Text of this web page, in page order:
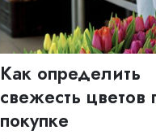
Как определить
свежесть цветов
покупке